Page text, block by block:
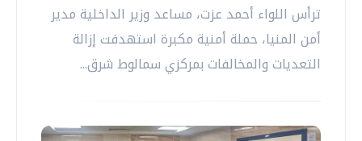
ترأس اللواء أحمد عزت، مساعد وزير الداخلية مدير
أمن المنيا، حملة أمنية مكبرة استهدفت إزالة
التعديات والمخالفات بمركزي سمالوط شرق...